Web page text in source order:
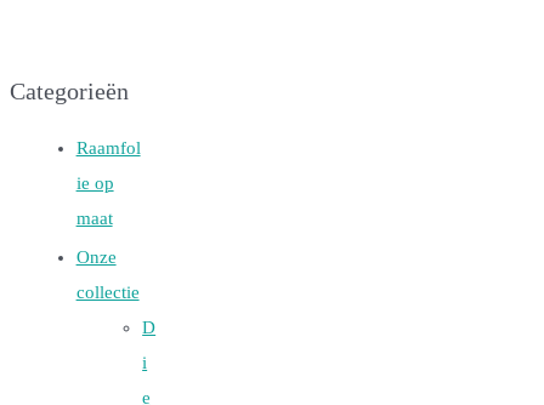
Categorieën
Raamfol
ie op
maat
Onze
collectie
D
i
e